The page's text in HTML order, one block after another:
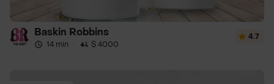
Baskin Robbins
14 min · $ 4000
4.7